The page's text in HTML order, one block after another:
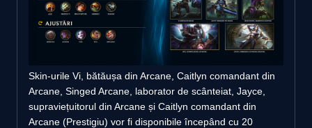
Skin-urile Vi, bătăușa din Arcane, Caitlyn comandant din
Arcane, Singed Arcane, laborator de scânteiat, Jayce,
supraviețuitorul din Arcane și Caitlyn comandant din
Arcane (Prestigiu) vor fi disponibile începând cu 20